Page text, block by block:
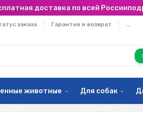
доставка по всей России
заказа Гарантия и возврат ...
животные Для собак